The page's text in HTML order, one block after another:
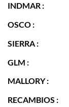
INDMAR :
OSCO :
SIERRA :
GLM :
MALLORY :
RECAMBIOS :